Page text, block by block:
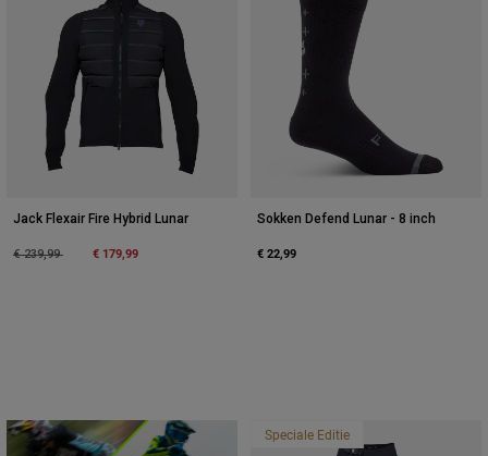
Jack Flexair Fire Hybrid Lunar
Price reduced from
€ 239,99to € 179,99
Sokken Defend Lunar - 8 inch
€ 22,99
Speciale Editie